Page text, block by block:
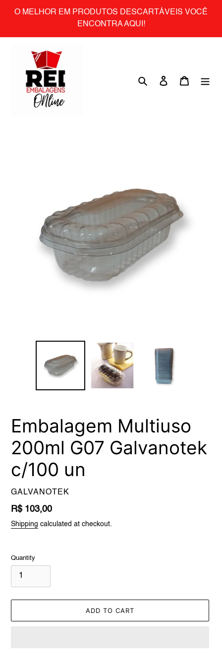
O MELHOR EM PRODUTOS DESCARTÁVEIS VOCÊ
ENCONTRA AQUI!
Search Log in Cart
Embalagem Multiuso
200ml G07 Galvanotek
c/100 un
VENDOR
GALVANOTEK
Regular
price
R$ 103,00
Shipping calculated at checkout.
Quantity
ADD TO CART